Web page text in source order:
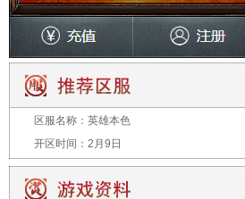
区服名称： 英雄本色
开区时间： 2月9日